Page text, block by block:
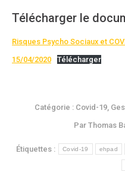
Télécharger le
Risques Psycho Sociaux et
15/04/2020
Télécharger
Catégorie : Covid-19,
Par Thomas
Étiquettes : Covid-19 ehpad